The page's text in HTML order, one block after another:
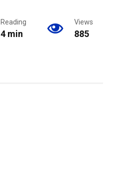
Reading
4 min
Views
885